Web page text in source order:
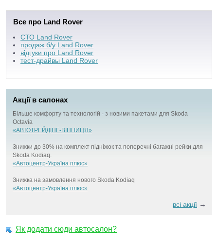
Все про Land Rover
СТО Land Rover
продаж б/у Land Rover
відгуки про Land Rover
тест-драйвы Land Rover
Акції в салонах
Більше комфорту та технологій - з новими пакетами для Skoda
Octavia
«АВТОТРЕЙДІНГ-ВІННИЦЯ»
Знижки до 30% на комплект підніжок та поперечні багажні рейки для
Skoda Kodiaq.
«Автоцентр-Україна плюс»
Знижка на замовлення нового Skoda Kodiaq
«Автоцентр-Україна плюс»
всі акції →
Як додати сюди автосалон?